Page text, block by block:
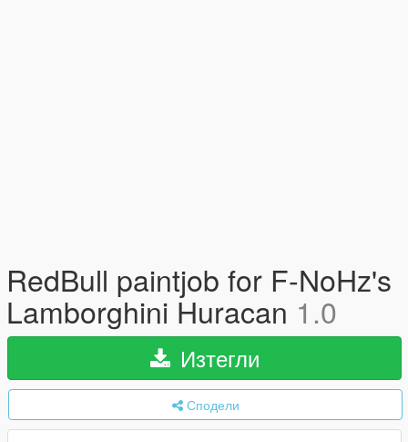
RedBull paintjob for F-NoHz's
Lamborghini Huracan 1.0
Изтегли
Сподели